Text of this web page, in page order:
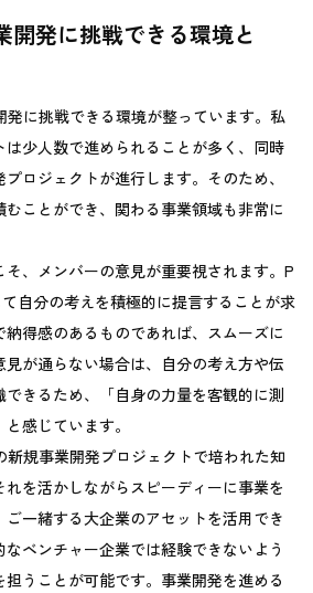
開発に挑戦できる環境と
発に挑戦できる環境が整っています。私
少人数で進められることが多く、同時
ロジェクトが進行します。そのため、
ことができ、関わる事業領域も非常に
そ、メンバーの意見が重要視されます。P
自分の考えを積極的に提言することが求
得感のあるものであれば、スムーズに
が通らない場合は、自分の考え方や伝
できるため、「自身の力量を客観的に測
感じています。
新規事業開発プロジェクトで培われた知
を活かしながらスピーディーに事業を
一緒する大企業のアセットを活用でき
ベンチャー企業では経験できないよう
うことが可能です。事業開発を進める